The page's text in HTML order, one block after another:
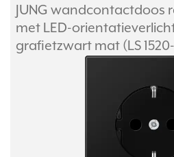
JUNG wandcontactdoos
met LED-
grafietzwart mat (LS